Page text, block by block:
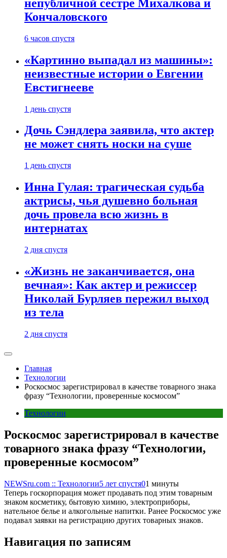
непубличной сестре Михалкова и
Кончаловского
6 часов спустя
«Картинно выпадал из машины»:
неизвестные истории о Евгении
Евстигнееве
1 день спустя
Дочь Сэндлера заявила, что актер
не может снять носки на суше
1 день спустя
Инна Гулая: трагическая судьба
актрисы, чья душевно больная
дочь провела всю жизнь в
интернатах
2 дня спустя
«Жизнь не заканчивается, она
вечная»: Как актер и режиссер
Николай Бурляев пережил выход
из тела
2 дня спустя
Главная
Технологии
Роскосмос зарегистрировал в качестве товарного знака
фразу “Технологии, проверенные космосом”
Технологии
Роскосмос зарегистрировал в качестве
товарного знака фразу “Технологии,
проверенные космосом”
NEWSru.com :: Технологии5 лет спустя01 минуты
Теперь госкорпорация может продавать под этим товарным
знаком косметику, бытовую химию, электроприборы,
нательное белье и алкогольные напитки. Ранее Роскосмос уже
подавал заявки на регистрацию других товарных знаков.
Навигация по записям